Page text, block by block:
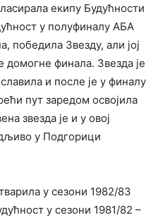
екипу Будућности
у полуфиналу АБА
победила Звезду, али јој
домогне финала. Звезда је
и после је у финалу
пут заредом освојила
звезда је и у овој
у Подгорици
у сезони 1982/83
у сезони 1981/82 –